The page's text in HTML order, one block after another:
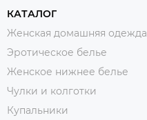
КАТАЛОГ
Женская домашняя одежда
Эротическое белье
Женское нижнее белье
Чулки и колготки
Купальники